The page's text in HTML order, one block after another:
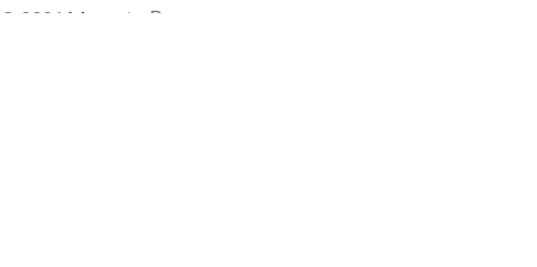
© 2026 Mangata . Всички права запазени